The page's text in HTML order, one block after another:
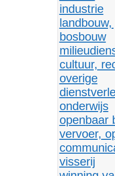
industrie
bosbouw
cultuur,
overige
onderwijs
openbaar
vervoer,
visserij